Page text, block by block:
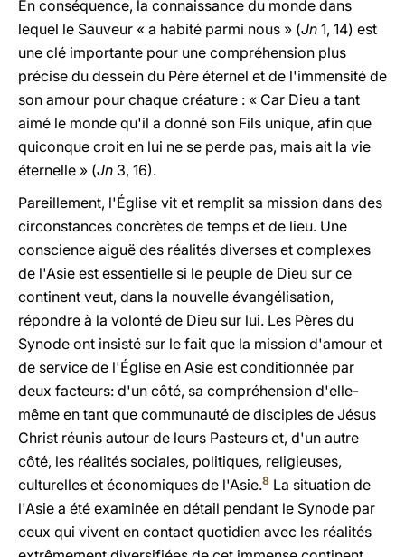
En conséquence, la connaissance du monde dans
lequel le Sauveur « a habité parmi nous » (Jn 1, 14) est
une clé importante pour une compréhension plus
précise du dessein du Père éternel et de l'immensité de
son amour pour chaque créature : « Car Dieu a tant
aimé le monde qu'il a donné son Fils unique, afin que
quiconque croit en lui ne se perde pas, mais ait la vie
éternelle » (Jn 3, 16).
Pareillement, l'Église vit et remplit sa mission dans des
circonstances concrètes de temps et de lieu. Une
conscience aiguë des réalités diverses et complexes
de l'Asie est essentielle si le peuple de Dieu sur ce
continent veut, dans la nouvelle évangélisation,
répondre à la volonté de Dieu sur lui. Les Pères du
Synode ont insisté sur le fait que la mission d'amour et
de service de l'Église en Asie est conditionnée par
deux facteurs: d'un côté, sa compréhension d'elle-
même en tant que communauté de disciples de Jésus
Christ réunis autour de leurs Pasteurs et, d'un autre
côté, les réalités sociales, politiques, religieuses,
culturelles et économiques de l'Asie.8 La situation de
l'Asie a été examinée en détail pendant le Synode par
ceux qui vivent en contact quotidien avec les réalités